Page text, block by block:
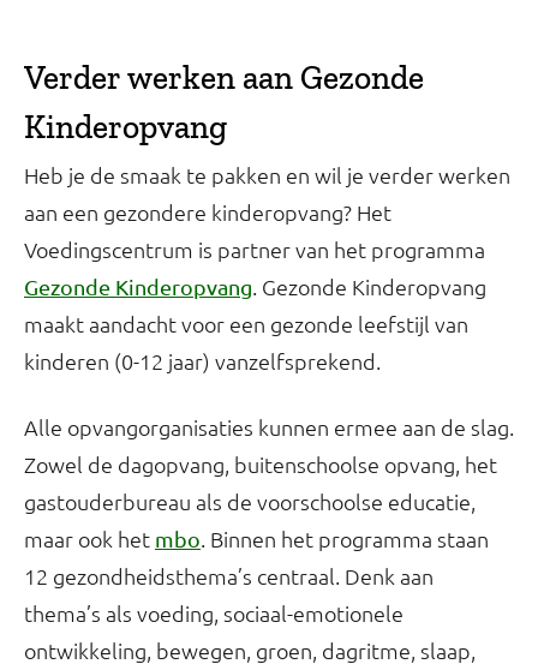
Verder werken aan Gezonde
Kinderopvang
Heb je de smaak te pakken en wil je verder werken
aan een gezondere kinderopvang? Het
Voedingscentrum is partner van het programma
Gezonde Kinderopvang. Gezonde Kinderopvang
maakt aandacht voor een gezonde leefstijl van
kinderen (0-12 jaar) vanzelfsprekend.
Alle opvangorganisaties kunnen ermee aan de slag.
Zowel de dagopvang, buitenschoolse opvang, het
gastouderbureau als de voorschoolse educatie,
maar ook het mbo. Binnen het programma staan
12 gezondheidsthema’s centraal. Denk aan
thema’s als voeding, sociaal-emotionele
ontwikkeling, bewegen, groen, dagritme, slaap,